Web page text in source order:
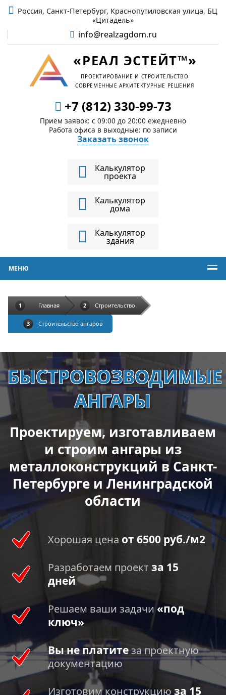
Россия, Санкт-Петербург, Краснопутиловская улица, БЦ
«Цитадель»
info@realzagdom.ru
«РЕАЛ ЭСТЕЙТ™»
ПРОЕКТИРОВАНИЕ И СТРОИТЕЛЬСТВО
СОВРЕМЕННЫЕ АРХИТЕКТУРНЫЕ РЕШЕНИЯ
+7 (812) 330-99-73
Приём заявок: c 09:00 до 20:00 ежедневно
Работа офиса в выходные: по записи
Заказать звонок
Калькулятор
проекта
Калькулятор
дома
Калькулятор
здания
МЕНЮ
Главная Строительство
Строительство ангаров
БЫСТРОВОЗВОДИМЫЕ
АНГАРЫ
Проектируем, изготавливаем
и строим ангары из
металлоконструкций в Санкт-
Петербурге и Ленинградской
области
Хорошая цена от 6500 руб./м2
Разработаем проект за 15
дней
Решаем ваши задачи«под
ключ»
Вы не платитеза проектную
документацию
Изготовим конструкциюза 15